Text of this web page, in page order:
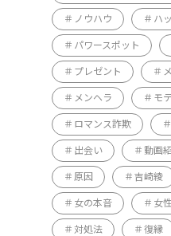
ノウハウ ハ
パワースポット
プレゼント
メンヘラ モテ
ロマンス詐欺
出会い 動画
原因 吉崎綾
女の本音 女
対処法 復縁